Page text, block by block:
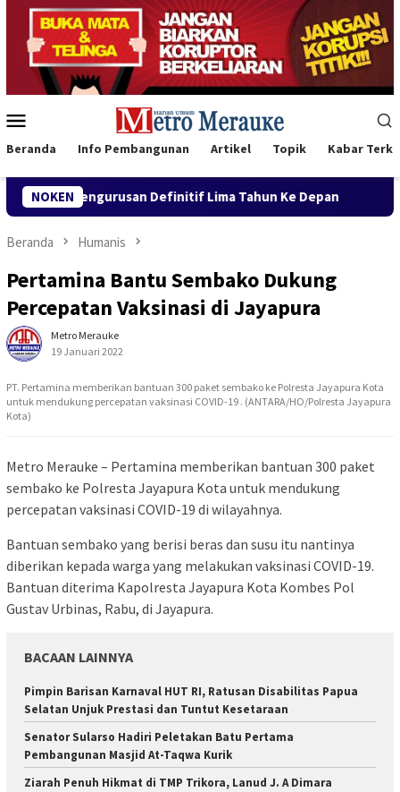
Loncat
konten
Mobile
Beranda Info Pembangunan Artikel Topik Kabar
NOKEN
Definitif Lima Tahun Ke Depan Buka Konferwil I
Beranda Humanis
Pertamina Bantu Sembako Dukung
Percepatan Vaksinasi di Jayapura
Metro Merauke
19 Januari 2022
PT. Pertamina memberikan bantuan 300 paket sembako ke Polresta Jayapura Kota
untuk mendukung percepatan vaksinasi COVID-19 . (ANTARA/HO/Polresta Jayapura
Kota)
Metro Merauke – Pertamina memberikan bantuan 300 paket
sembako ke Polresta Jayapura Kota untuk mendukung
percepatan vaksinasi COVID-19 di wilayahnya.
Bantuan sembako yang berisi beras dan susu itu nantinya
diberikan kepada warga yang melakukan vaksinasi COVID-19.
Bantuan diterima Kapolresta Jayapura Kota Kombes Pol
Gustav Urbinas, Rabu, di Jayapura.
BACAAN LAINNYA
Pimpin Barisan Karnaval HUT RI, Ratusan Disabilitas Papua
Selatan Unjuk Prestasi dan Tuntut Kesetaraan
Senator Sularso Hadiri Peletakan Batu Pertama
Pembangunan Masjid At-Taqwa Kurik
Ziarah Penuh Hikmat di TMP Trikora, Lanud J. A Dimara